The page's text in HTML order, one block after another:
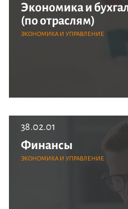
Экономика и
(по отраслям)
ЭКОНОМИКА И УПРАВЛЕНИЕ
38.02.01
Финансы
ЭКОНОМИКА И УПРАВЛЕНИЕ